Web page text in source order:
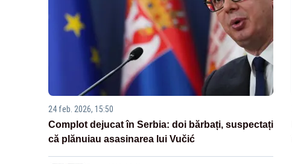
24 feb. 2026, 15:50
Complot dejucat în Serbia: doi bărbați, suspectați
că plănuiau asasinarea lui Vučić